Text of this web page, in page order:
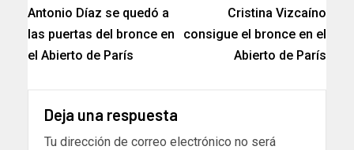
Antonio Díaz se quedó a
las puertas del bronce en
el Abierto de París
Cristina Vizcaíno
consigue el bronce en el
Abierto de París
Deja una respuesta
Tu dirección de correo electrónico no será